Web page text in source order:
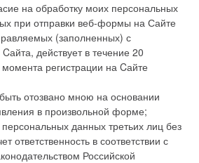
на обработку моих персональных
при отправки веб-формы на Сайте
(заполненных) с
действует в течение 20
регистрации на Cайте
отозвано мною на основании
в произвольной форме;
данных третьих лиц без
ответственность в соответствии с
Российской